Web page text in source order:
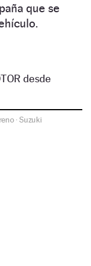
que se
desde
·Suzuki